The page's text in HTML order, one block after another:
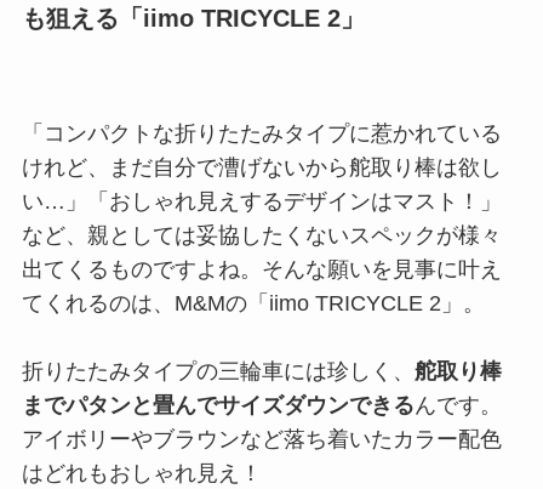
も狙える「iimo TRICYCLE 2」
「コンパクトな折りたたみタイプに惹かれている
けれど、まだ自分で漕げないから舵取り棒は欲し
い…」「おしゃれ見えするデザインはマスト！」
など、親としては妥協したくないスペックが様々
出てくるものですよね。そんな願いを見事に叶え
てくれるのは、M&Mの「iimo TRICYCLE 2」。
折りたたみタイプの三輪車には珍しく、 舵取り棒
までパタンと畳んでサイズダウンできるんです。
アイボリーやブラウンなど落ち着いたカラー配色
はどれもおしゃれ見え！